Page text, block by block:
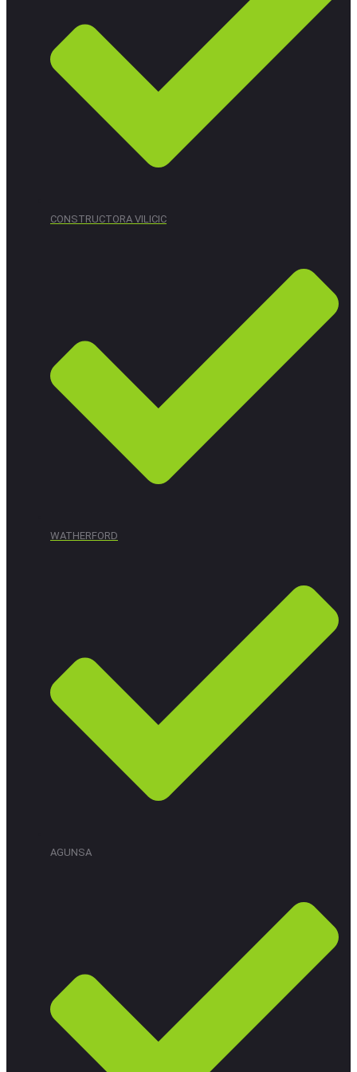
CONSTRUCTORA VILICIC
WATHERFORD
AGUNSA